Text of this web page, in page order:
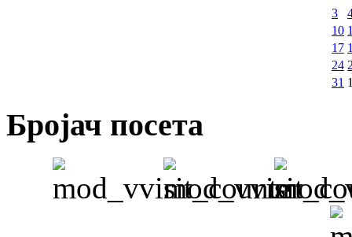
3
10
17
24
31
Бројач посета